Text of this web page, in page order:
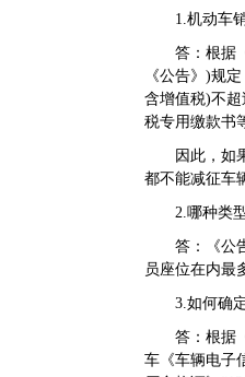
1.机动车销
答：根据《
《公告》)规
含增值税)不
税专用缴款书
因此，如果
都不能减征车
2.哪种类型
答：《公告
员座位在内最
3.如何确定
答：根据《
车《车辆电子